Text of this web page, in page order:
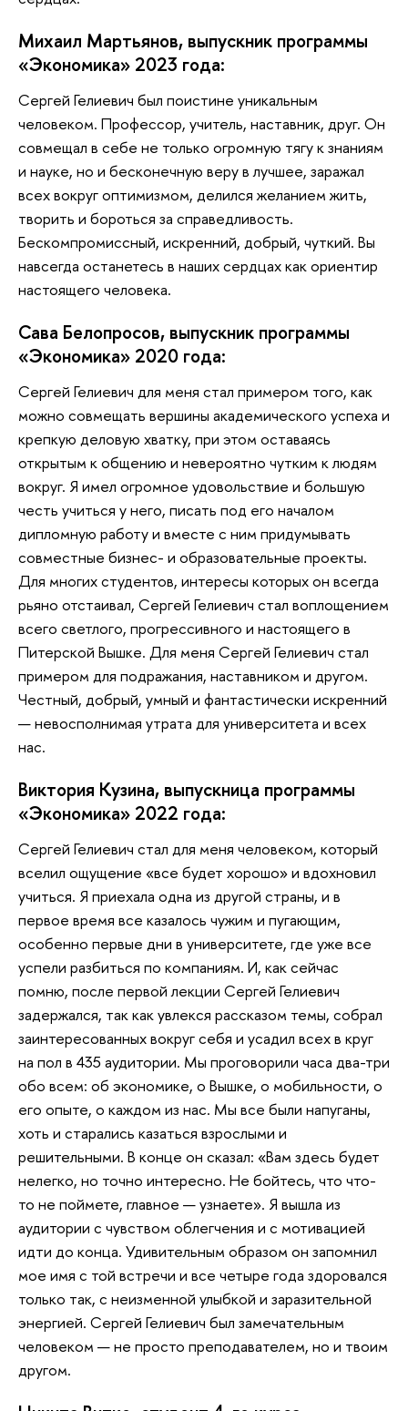
Михаил Мартьянов, выпускник программы
«Экономика» 2023 года:
Сергей Гелиевич был поистине уникальным
человеком. Профессор, учитель, наставник, друг. Он
совмещал в себе не только огромную тягу к знаниям
и науке, но и бесконечную веру в лучшее, заражал
всех вокруг оптимизмом, делился желанием жить,
творить и бороться за справедливость.
Бескомпромиссный, искренний, добрый, чуткий. Вы
навсегда останетесь в наших сердцах как ориентир
настоящего человека.
Сава Белопросов, выпускник программы
«Экономика» 2020 года:
Сергей Гелиевич для меня стал примером того, как
можно совмещать вершины академического успеха и
крепкую деловую хватку, при этом оставаясь
открытым к общению и невероятно чутким к людям
вокруг. Я имел огромное удовольствие и большую
честь учиться у него, писать под его началом
дипломную работу и вместе с ним придумывать
совместные бизнес- и образовательные проекты.
Для многих студентов, интересы которых он всегда
рьяно отстаивал, Сергей Гелиевич стал воплощением
всего светлого, прогрессивного и настоящего в
Питерской Вышке. Для меня Сергей Гелиевич стал
примером для подражания, наставником и другом.
Честный, добрый, умный и фантастически искренний
— невосполнимая утрата для университета и всех
нас.
Виктория Кузина, выпускница программы
«Экономика» 2022 года:
Сергей Гелиевич стал для меня человеком, который
вселил ощущение «все будет хорошо» и вдохновил
учиться. Я приехала одна из другой страны, и в
первое время все казалось чужим и пугающим,
особенно первые дни в университете, где уже все
успели разбиться по компаниям. И, как сейчас
помню, после первой лекции Сергей Гелиевич
задержался, так как увлекся рассказом темы, собрал
заинтересованных вокруг себя и усадил всех в круг
на пол в 435 аудитории. Мы проговорили часа два-три
обо всем: об экономике, о Вышке, о мобильности, о
его опыте, о каждом из нас. Мы все были напуганы,
хоть и старались казаться взрослыми и
решительными. В конце он сказал: «Вам здесь будет
нелегко, но точно интересно. Не бойтесь, что что-
то не поймете, главное — узнаете». Я вышла из
аудитории с чувством облегчения и с мотивацией
идти до конца. Удивительным образом он запомнил
мое имя с той встречи и все четыре года здоровался
только так, с неизменной улыбкой и заразительной
энергией. Сергей Гелиевич был замечательным
человеком — не просто преподавателем, но и твоим
другом.